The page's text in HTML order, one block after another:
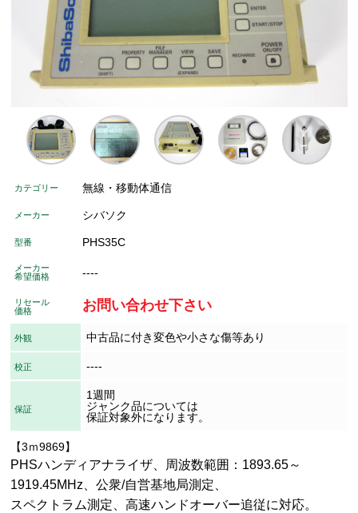
カテゴリー 無線・移動体通信
メーカー シバソク
型番 PHS35C
メーカー
希望価格
----
リセール
価格
お問い合わせ下さい
外観 中古品に付き変色や小さな傷等あり
校正 ----
保証
1週間
ジャンク品については
保証対象外になります。
【3ｍ9869】
PHSハンディアナライザ、周波数範囲：1893.65～
1919.45MHz、公衆/自営基地局測定、
スペクトラム測定、高速ハンドオーバー追従に対応。